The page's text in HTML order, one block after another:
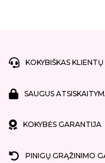
KOKYBIŠKAS
SAUGUS
KOKYBĖS GARANTIJA
PINIGŲ GRĄŽINIMO